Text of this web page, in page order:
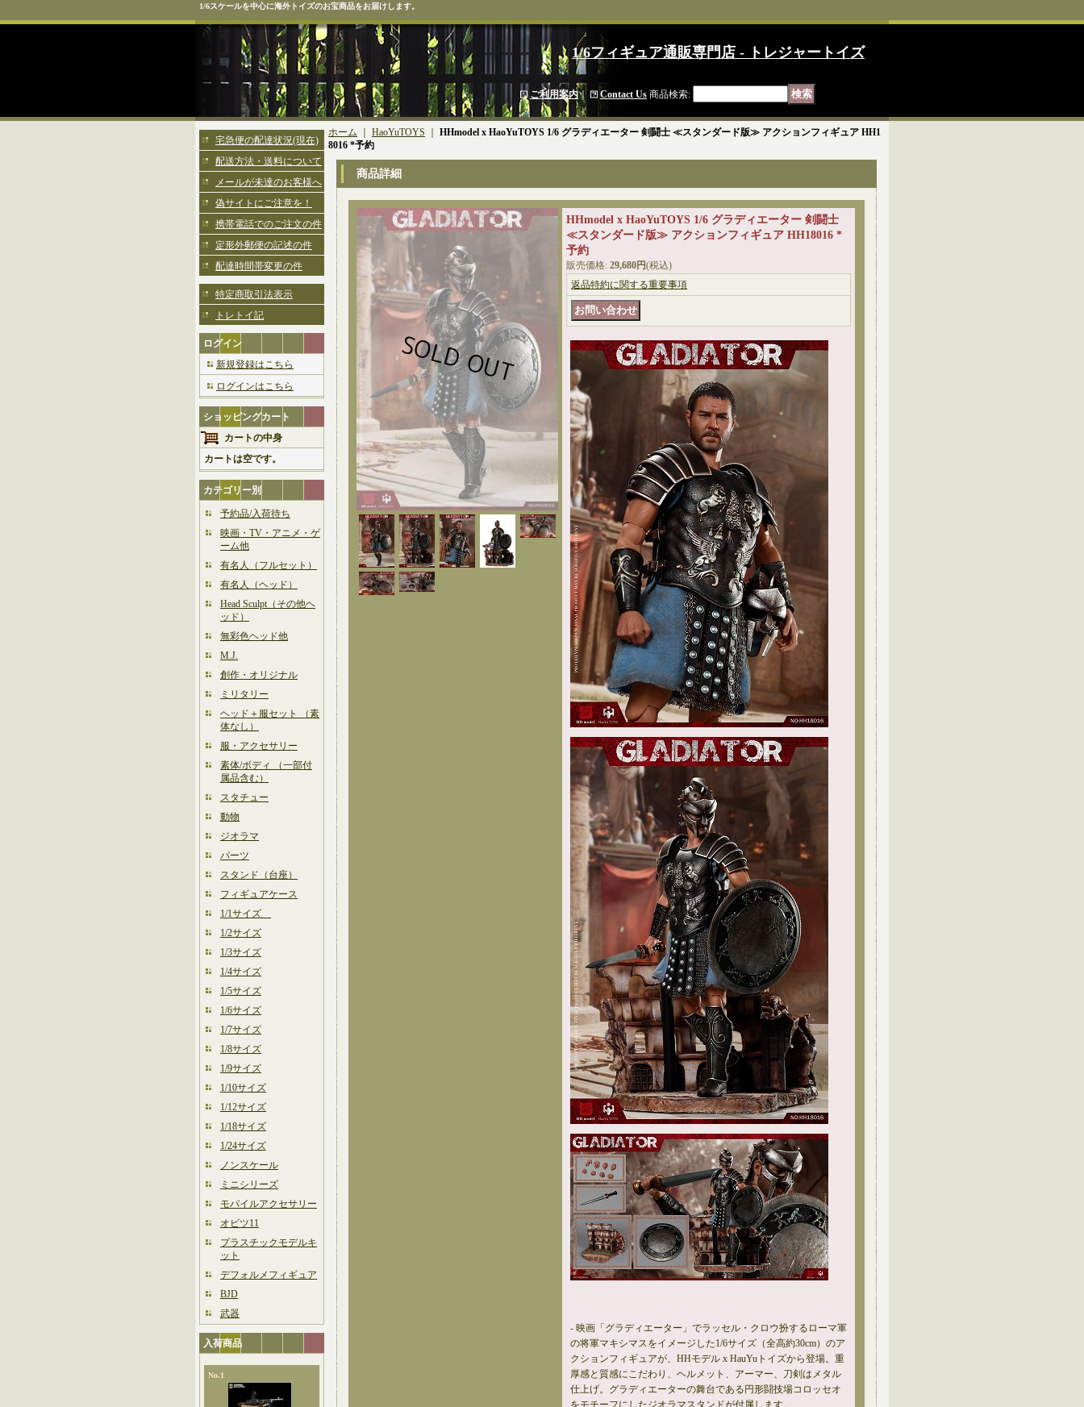
1/6スケールを中心に海外トイズのお宝商品をお届けします。
1/6フィギュア通販専門店 - トレジャートイズ
ご利用案内｜ Contact Us 商品検索:
宅急便の配達状況(現在)
配送方法・送料について
メールが未達のお客様へ
偽サイトにご注意を！
携帯電話でのご注文の件
定形外郵便の記述の件
配達時間帯変更の件
特定商取引法表示
トレトイ記
ログイン
新規登録はこちら
ログインはこちら
ショッピングカート
カートの中身
カートは空です。
カテゴリー別
予約品/入荷待ち
映画・TV・アニメ・ゲ
ーム他
有名人（フルセット）
有名人（ヘッド）
Head Sculpt（その他ヘ
ッド）
無彩色ヘッド他
M.J.
創作・オリジナル
ミリタリー
ヘッド＋服セット （素
体なし）
服・アクセサリー
素体/ボディ （一部付
属品含む）
スタチュー
動物
ジオラマ
パーツ
スタンド（台座）
フィギュアケース
1/1サイズ
1/2サイズ
1/3サイズ
1/4サイズ
1/5サイズ
1/6サイズ
1/7サイズ
1/8サイズ
1/9サイズ
1/10サイズ
1/12サイズ
1/18サイズ
1/24サイズ
ノンスケール
ミニシリーズ
モバイルアクセサリー
オビツ11
プラスチックモデルキ
ット
デフォルメフィギュア
BJD
武器
入荷商品
No.1
ホーム HaoYuTOYS
HHmodel x HaoYuTOYS 1/6 グラディエーター 剣闘士 ≪スタンダード版≫ アクションフィギュア HH1
8016 *予約
商品詳細
HHmodel x HaoYuTOYS 1/6 グラディエーター 剣闘士
≪スタンダード版≫ アクションフィギュア HH18016 *
予約
販売価格: 29,680円(税込)
返品特約に関する重要事項
- 映画「グラディエーター」でラッセル・クロウ扮するローマ軍
の将軍マキシマスをイメージした1/6サイズ（全高約30cm）のア
クションフィギュアが、HHモデル x HauYuトイズから登場。重
厚感と質感にこだわり、ヘルメット、アーマー、刀剣はメタル
仕上げ。グラディエーターの舞台である円形闘技場コロッセオ
をモチーフにしたジオラマスタンドが付属します。